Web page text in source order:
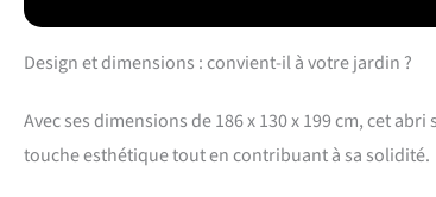
Design et dimensions : convient-il à votre jardin ?
Avec ses dimensions de 186 x 130 x 199 cm, cet
touche esthétique tout en contribuant à sa solidité.